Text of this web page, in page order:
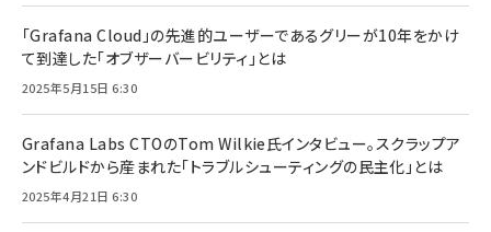
「Grafana Cloud」の先進的ユーザーであるグリーが10年をかけ
て到達した「オブザーバービリティ」とは
2025年5月15日 6:30
Grafana Labs CTOのTom Wilkie氏インタビュー。スクラップア
ンドビルドから産まれた「トラブルシューティングの民主化」とは
2025年4月21日 6:30